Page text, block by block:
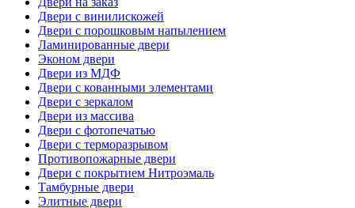
Двери с винилискожей
Двери с порошковым напылением
Ламинированные двери
Эконом двери
Двери из МДФ
Двери с кованными элементами
Двери с зеркалом
Двери из массива
Двери с фотопечатью
Двери с терморазрывом
Противопожарные двери
Двери с покрытием Нитроэмаль
Тамбурные двери
Элитные двери